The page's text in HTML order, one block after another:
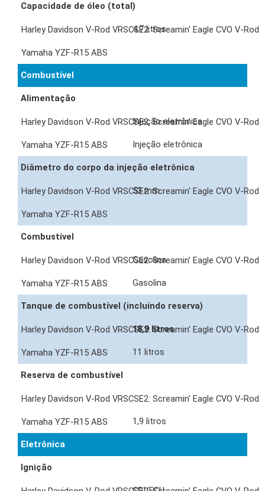
Capacidade de óleo (total)
4,7 litros
Combustível
Alimentação
Injeção eletrônica
Injeção eletrônica
Diâmetro do corpo da injeção eletrônica
53 mm
Combustível
Gasolina
Gasolina
Tanque de combustível (incluíndo reserva)
18,9 litros
11 litros
Reserva de combustível
1,9 litros
Eletrônica
Ignição